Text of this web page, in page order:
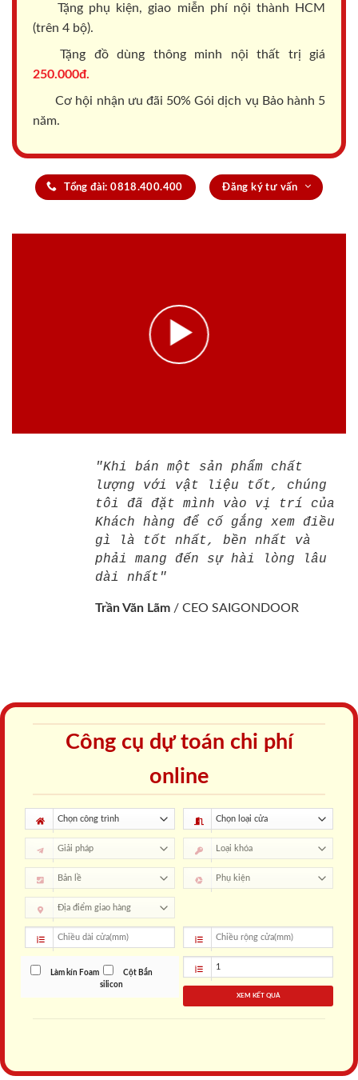
Tặng phụ kiện, giao miễn phí nội thành HCM
(trên 4 bộ).
Tặng đồ dùng thông minh nội thất trị giá
250.000đ.
Cơ hội nhận ưu đãi 50% Gói dịch vụ Bảo hành 5
năm.
Tổng đài: 0818.400.400 Đăng ký tư vấn
"Khi bán một sản phẩm chất
lượng với vật liệu tốt, chúng
tôi đã đặt mình vào vị trí của
Khách hàng để cố gắng xem điều
gì là tốt nhất, bền nhất và
phải mang đến sự hài lòng lâu
dài nhất"
Trần Văn Lãm / CEO SAIGONDOOR
Công cụ dự toán chi phí
online
Làm kín Foam
Cột Bắn
silicon
XEM KẾT QUẢ